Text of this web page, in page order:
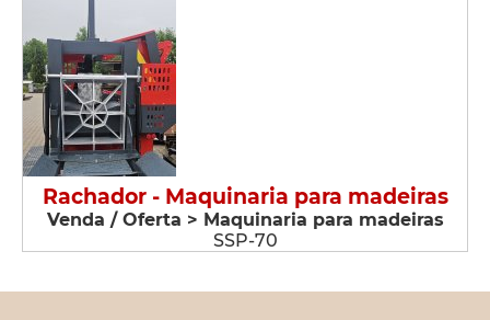
Rachador - Maquinaria para madeiras
Venda / Oferta > Maquinaria para madeiras
SSP-70